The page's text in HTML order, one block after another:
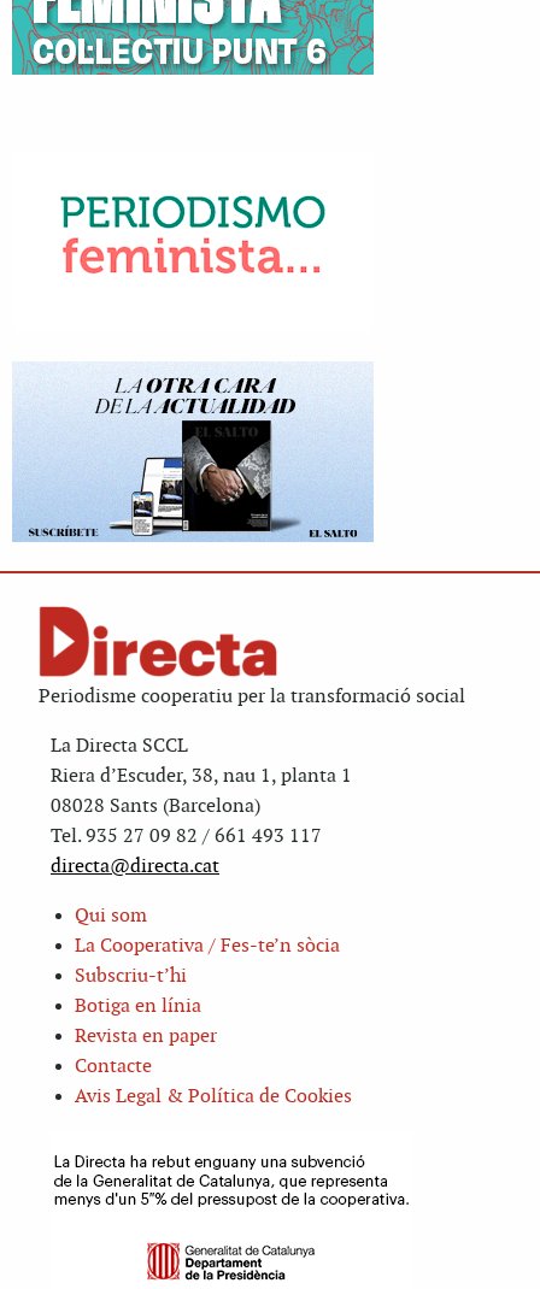
Periodisme cooperatiu per la transformació social
La Directa SCCL
Riera d’Escuder, 38, nau 1, planta 1
08028 Sants (Barcelona)
Tel. 935 27 09 82 / 661 493 117
directa@directa.cat
Qui som
La Cooperativa / Fes-te’n sòcia
Subscriu-t’hi
Botiga en línia
Revista en paper
Contacte
Avis Legal & Política de Cookies